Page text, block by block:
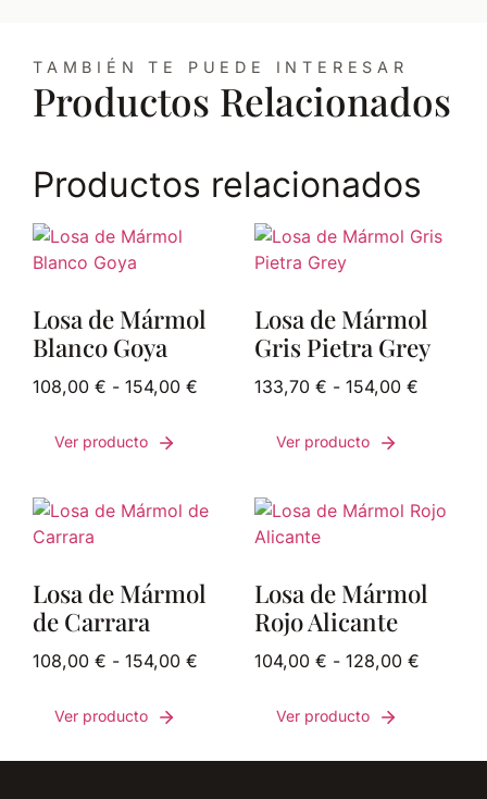
TAMBIÉN TE PUEDE INTERESAR
Productos Relacionados
Productos relacionados
Losa de Mármol
Blanco Goya
108,00 € - 154,00 €
Ver producto
Losa de Mármol
Gris Pietra Grey
133,70 € - 154,00 €
Ver producto
Losa de Mármol
de Carrara
108,00 € - 154,00 €
Ver producto
Losa de Mármol
Rojo Alicante
104,00 € - 128,00 €
Ver producto